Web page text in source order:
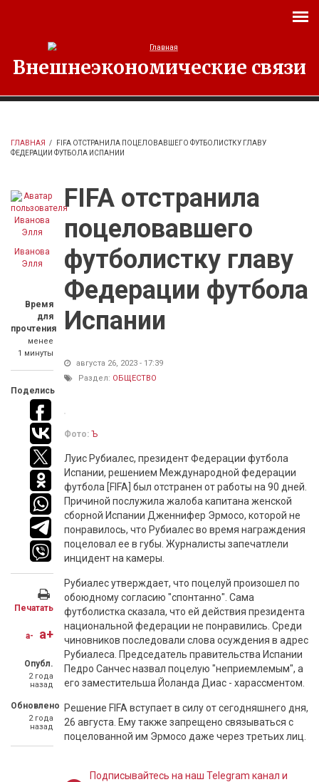
Внешнеэкономические связи
ГЛАВНАЯ /
FIFA ОТСТРАНИЛА ПОЦЕЛОВАВШЕГО ФУТБОЛИСТКУ ГЛАВУ
ФЕДЕРАЦИИ ФУТБОЛА ИСПАНИИ
Иванова
Элля
Время
для
прочтения
менее
1 минуты
Поделись
Печатать
a- a+
Опубл.
2 года
назад
Обновлено
2 года
назад
FIFA отстранила
поцеловавшего
футболистку главу
Федерации футбола
Испании
августа 26, 2023 - 17:39
Раздел: ОБЩЕСТВО
Фото: Ъ
Луис Рубиалес, президент Федерации футбола
Испании, решением Международной федерации
футбола [FIFA] был отстранен от работы на 90 дней.
Причиной послужила жалоба капитана женской
сборной Испании Дженнифер Эрмосо, которой не
понравилось, что Рубиалес во время награждения
поцеловал ее в губы. Журналисты запечатлели
инцидент на камеры.
Рубиалес утверждает, что поцелуй произошел по
обоюдному согласию "спонтанно". Сама
футболистка сказала, что ей действия президента
национальной федерации не понравились. Среди
чиновников последовали слова осуждения в адрес
Рубиалеса. Председатель правительства Испании
Педро Санчес назвал поцелую "неприемлемым", а
его заместительша Йоланда Диас - харассментом.
Решение FIFA вступает в силу от сегодняшнего дня,
26 августа. Ему также запрещено связываться с
поцелованной им Эрмосо даже через третьих лиц.
Подписывайтесь на наш Telegram канал и